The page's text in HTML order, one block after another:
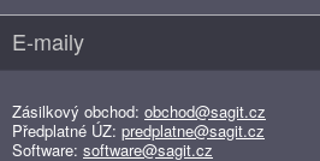
E-maily
Zásilkový obchod: obchod@sagit.cz
Předplatné ÚZ: predplatne@sagit.cz
Software: software@sagit.cz